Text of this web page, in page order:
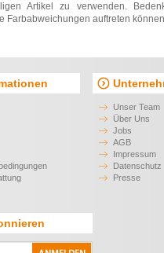
Artikel zu verwenden.
Farbabweichungen auftreten
Unser Team
Über Uns
Jobs
AGB
Impressum
Datenschutz
Presse